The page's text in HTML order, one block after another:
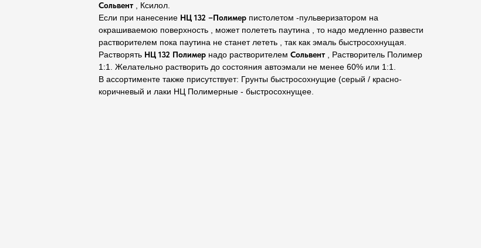
Сольвент , Ксилол.
Если при нанесение НЦ 132 –Полимер пистолетом -пульверизатором на
окрашиваемою поверхность , может полететь паутина , то надо медленно развести
растворителем пока паутина не станет лететь , так как эмаль быстросохнущая.
Растворять НЦ 132 Полимер надо растворителем Сольвент , Растворитель Полимер
1:1. Желательно растворить до состояния автоэмали не менее 60% или 1:1.
В ассортименте также присутствует: Грунты быстросохнущие (серый / красно-
коричневый и лаки НЦ Полимерные - быстросохнущее.